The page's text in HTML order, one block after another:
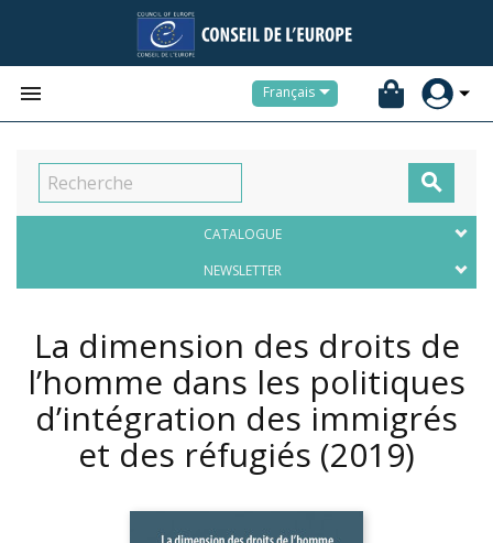
 Français

CATALOGUE
NEWSLETTER
La dimension des droits de
l’homme dans les politiques
d’intégration des immigrés
et des réfugiés (2019)